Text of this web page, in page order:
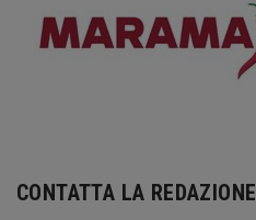
CONTATTA LA REDAZIONE